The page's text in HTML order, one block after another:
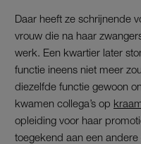
Daar heeft ze schrijnende
vrouw die na haar
werk. Een kwartier later
functie ineens niet meer
diezelfde functie gewoon
kwamen collega’s op
opleiding voor haar
toegekend aan een